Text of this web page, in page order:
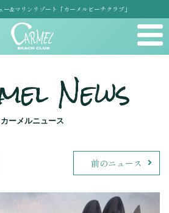
ー&マリンリゾート「カーメルビーチクラブ」
News
カーメルニュース
前のニュース